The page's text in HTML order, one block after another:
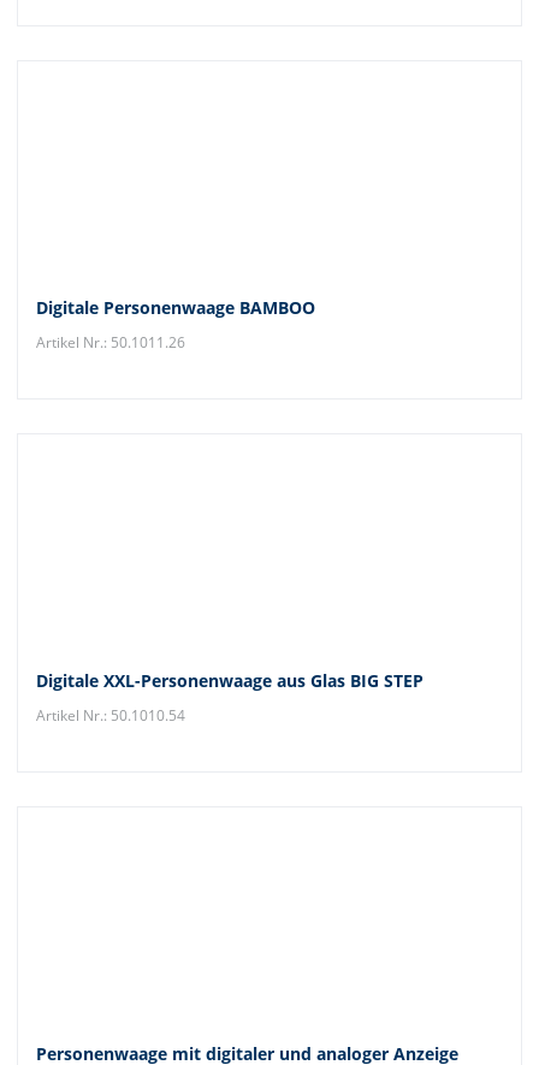
Digitale Personenwaage BAMBOO
Artikel Nr.: 50.1011.26
Digitale XXL-Personenwaage aus Glas BIG STEP
Artikel Nr.: 50.1010.54
Personenwaage mit digitaler und analoger Anzeige